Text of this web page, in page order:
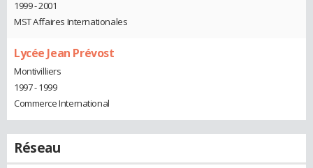
1999 - 2001
MST Affaires Internationales
Lycée Jean Prévost
Montivilliers
1997 - 1999
Commerce International
Réseau